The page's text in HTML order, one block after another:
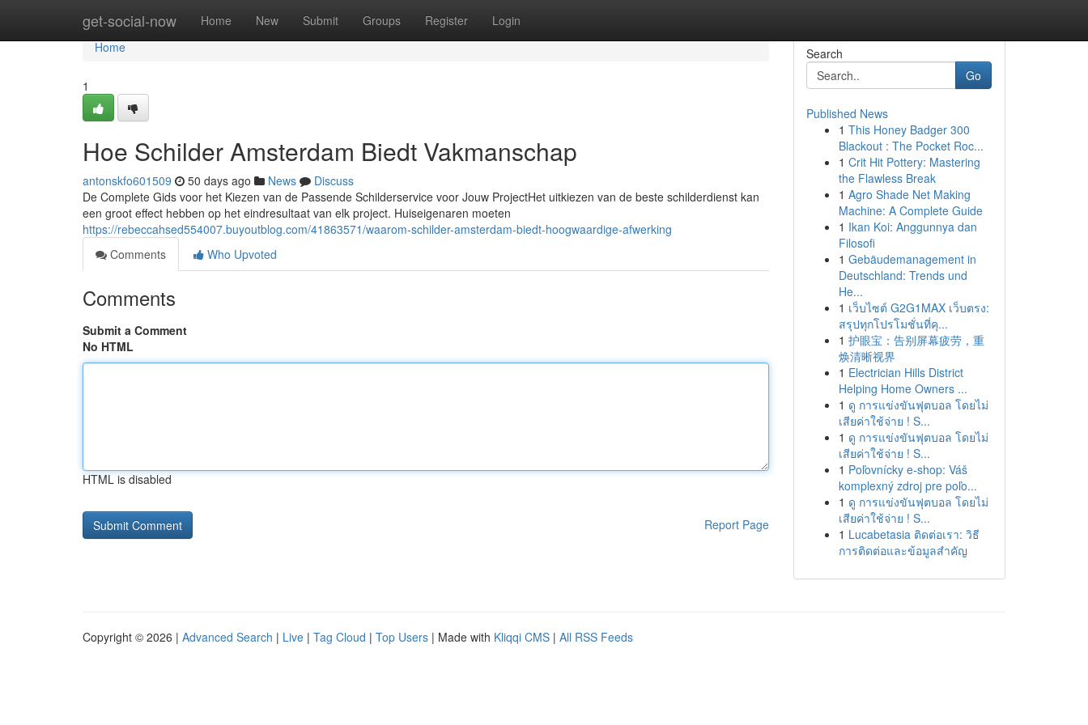
get-social-now Home New Submit Groups Register Login
Home
Home
1
Hoe Schilder Amsterdam Biedt Vakmanschap
antonskfo601509 50 days ago News
Discuss
De Complete Gids voor het Kiezen van de Passende Schilderservice voor Jouw ProjectHet uitkiezen van de beste schilderdienst kan
een groot effect hebben op het eindresultaat van elk project. Huiseigenaren moeten
https://rebeccahsed554007.buyoutblog.com/41863571/waarom-schilder-amsterdam-biedt-hoogwaardige-afwerking
Comments
Who Upvoted
Comments
Submit a Comment
No HTML
HTML is disabled
Report Page
Search
Go
Published News
1 This Honey Badger 300
Blackout : The Pocket Roc...
1 Crit Hit Pottery: Mastering
the Flawless Break
1 Agro Shade Net Making
Machine: A Complete Guide
1 Ikan Koi: Anggunnya dan
Filosofi
1 Gebäudemanagement in
Deutschland: Trends und
He...
1 เว็บไซต์ G2G1MAX เว็บตรง:
สรุปทุกโปรโมชั่นที่คุ...
1 护眼宝：告别屏幕疲劳，重
焕清晰视界
1 Electrician Hills District
Helping Home Owners ...
1 ดู การแข่งขันฟุตบอล โดยไม่
เสียค่าใช้จ่าย ! S...
1 ดู การแข่งขันฟุตบอล โดยไม่
เสียค่าใช้จ่าย ! S...
1 Poľovnícky e-shop: Váš
komplexný zdroj pre poľo...
1 ดู การแข่งขันฟุตบอล โดยไม่
เสียค่าใช้จ่าย ! S...
1 Lucabetasia ติดต่อเรา: วิธี
การติดต่อและข้อมูลสำคัญ
Copyright © 2026 | Advanced Search | Live | Tag Cloud | Top Users | Made with Kliqqi CMS | All RSS Feeds